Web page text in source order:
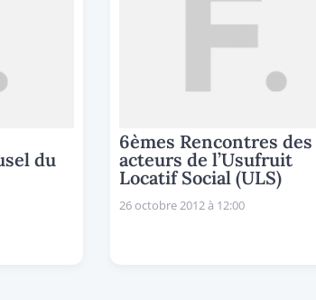
du
6èmes Rencontres des
acteurs de l’Usufruit
Locatif Social (ULS)
26 octobre 2012 à 12:00